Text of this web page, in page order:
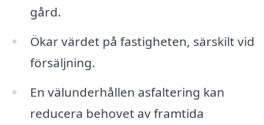
gård.
Ökar värdet på fastigheten, särskilt vid
försäljning.
En välunderhållen asfaltering kan
reducera behovet av framtida